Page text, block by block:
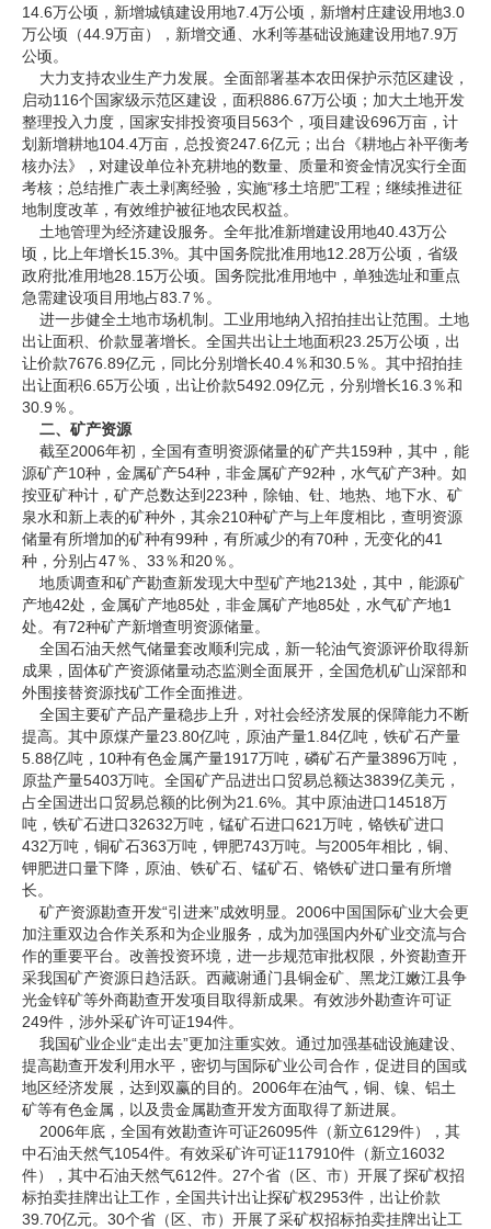
14.6万公顷，新增城镇建设用地7.4万公顷，新增村庄建设用地3.0
万公顷（44.9万亩），新增交通、水利等基础设施建设用地7.9万
公顷。
大力支持农业生产力发展。全面部署基本农田保护示范区建设，
启动116个国家级示范区建设，面积886.67万公顷；加大土地开发
整理投入力度，国家安排投资项目563个，项目建设696万亩，计
划新增耕地104.4万亩，总投资247.6亿元；出台《耕地占补平衡考
核办法》，对建设单位补充耕地的数量、质量和资金情况实行全面
考核；总结推广表土剥离经验，实施“移土培肥”工程；继续推进征
地制度改革，有效维护被征地农民权益。
土地管理为经济建设服务。全年批准新增建设用地40.43万公
顷，比上年增长15.3%。其中国务院批准用地12.28万公顷，省级
政府批准用地28.15万公顷。国务院批准用地中，单独选址和重点
急需建设项目用地占83.7％。
进一步健全土地市场机制。工业用地纳入招拍挂出让范围。土地
出让面积、价款显著增长。全国共出让土地面积23.25万公顷，出
让价款7676.89亿元，同比分别增长40.4％和30.5％。其中招拍挂
出让面积6.65万公顷，出让价款5492.09亿元，分别增长16.3％和
30.9％。
二、矿产资源
截至2006年初，全国有查明资源储量的矿产共159种，其中，能
源矿产10种，金属矿产54种，非金属矿产92种，水气矿产3种。如
按亚矿种计，矿产总数达到223种，除铀、钍、地热、地下水、矿
泉水和新上表的矿种外，其余210种矿产与上年度相比，查明资源
储量有所增加的矿种有99种，有所减少的有70种，无变化的41
种，分别占47％、33％和20％。
地质调查和矿产勘查新发现大中型矿产地213处，其中，能源矿
产地42处，金属矿产地85处，非金属矿产地85处，水气矿产地1
处。有72种矿产新增查明资源储量。
全国石油天然气储量套改顺利完成，新一轮油气资源评价取得新
成果，固体矿产资源储量动态监测全面展开，全国危机矿山深部和
外围接替资源找矿工作全面推进。
全国主要矿产品产量稳步上升，对社会经济发展的保障能力不断
提高。其中原煤产量23.80亿吨，原油产量1.84亿吨，铁矿石产量
5.88亿吨，10种有色金属产量1917万吨，磷矿石产量3896万吨，
原盐产量5403万吨。全国矿产品进出口贸易总额达3839亿美元，
占全国进出口贸易总额的比例为21.6%。其中原油进口14518万
吨，铁矿石进口32632万吨，锰矿石进口621万吨，铬铁矿进口
432万吨，铜矿石363万吨，钾肥743万吨。与2005年相比，铜、
钾肥进口量下降，原油、铁矿石、锰矿石、铬铁矿进口量有所增
长。
矿产资源勘查开发“引进来”成效明显。2006中国国际矿业大会更
加注重双边合作关系和为企业服务，成为加强国内外矿业交流与合
作的重要平台。改善投资环境，进一步规范审批权限，外资勘查开
采我国矿产资源日趋活跃。西藏谢通门县铜金矿、黑龙江嫩江县争
光金锌矿等外商勘查开发项目取得新成果。有效涉外勘查许可证
249件，涉外采矿许可证194件。
我国矿业企业“走出去”更加注重实效。通过加强基础设施建设、
提高勘查开发利用水平，密切与国际矿业公司合作，促进目的国或
地区经济发展，达到双赢的目的。2006年在油气，铜、镍、铝土
矿等有色金属，以及贵金属勘查开发方面取得了新进展。
2006年底，全国有效勘查许可证26095件（新立6129件），其
中石油天然气1054件。有效采矿许可证117910件（新立16032
件），其中石油天然气612件。27个省（区、市）开展了探矿权招
标拍卖挂牌出让工作，全国共计出让探矿权2953件，出让价款
39.70亿元。30个省（区、市）开展了采矿权招标拍卖挂牌出让工